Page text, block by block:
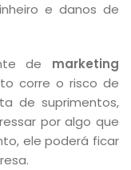
e danos de
de marketing
corre o risco de
de suprimentos,
por algo que
ele poderá ficar